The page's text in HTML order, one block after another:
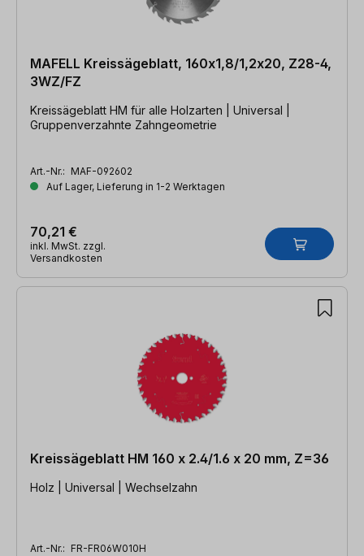
MAFELL Kreissägeblatt, 160x1,8/1,2x20, Z28-4,
3WZ/FZ
Kreissägeblatt HM für alle Holzarten | Universal |
Gruppenverzahnte Zahngeometrie
Art.-Nr.: MAF-092602
Auf Lager, Lieferung in 1-2 Werktagen
70,21 €
inkl. MwSt. zzgl.
Versandkosten
Kreissägeblatt HM 160 x 2.4/1.6 x 20 mm, Z=36
Holz | Universal | Wechselzahn
Art.-Nr.: FR-FR06W010H